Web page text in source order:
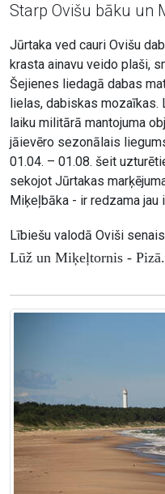
Starp Ovišu bāku un
Jūrtaka ved cauri Ovišu
krasta ainavu veido plaši,
Šejienes liedagā dabas
lielas, dabiskas
laiku militārā mantojuma
jāievēro sezonālais
01.04. – 01.08. šeit
sekojot Jūrtakas
Miķeļbāka - ir redzama jau
Lībiešu valodā Oviši
Lūž un Miķeļtornis - Pizā.